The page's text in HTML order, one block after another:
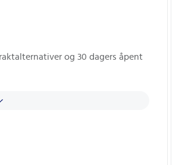
og 30 dagers åpent